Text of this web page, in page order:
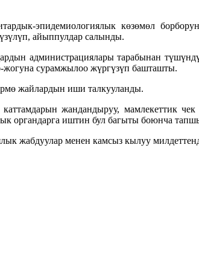
эпидемиологиялык көзөмөл
айыппулдар салынды.
администрациялары тарабынан
жогуна сурамжылоо жүргүзүп башташты.
жайлардын иши талкууланды.
жандандыруу, мамлекеттик
органдарга иштин бул багыты боюнча
жабдуулар менен камсыз кылуу